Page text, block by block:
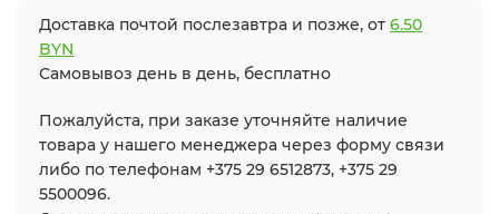
Доставка почтой послезавтра и позже, от 6.50
BYN
Самовывоз день в день, бесплатно
Пожалуйста, при заказе уточняйте наличие
товара у нашего менеджера через форму связи
либо по телефонам +375 29 6512873, +375 29
5500096.